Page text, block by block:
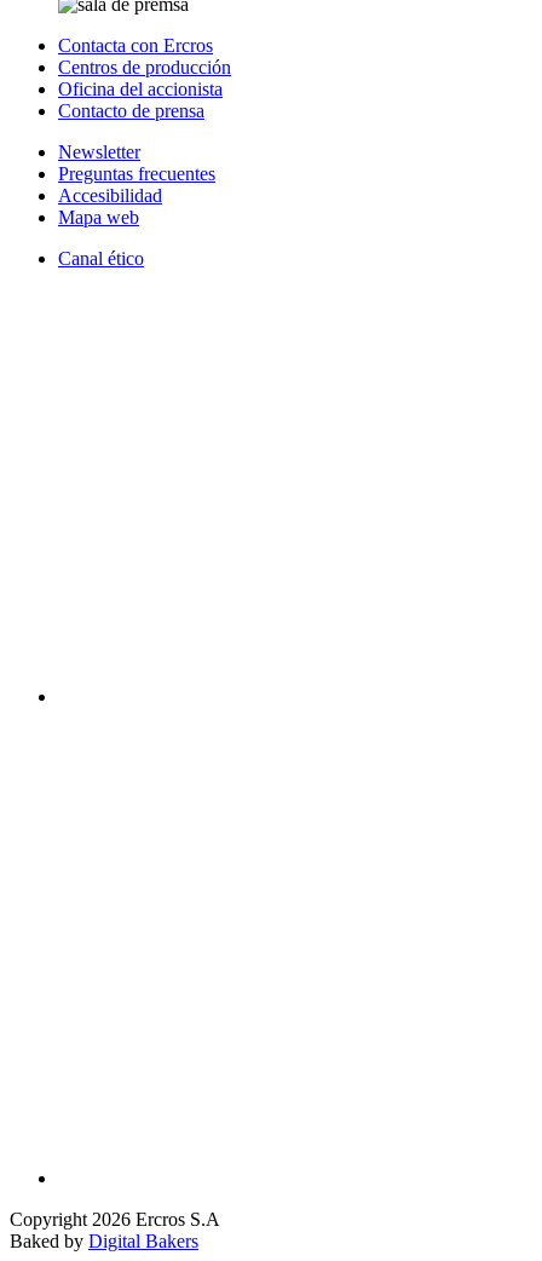
Contacta con Ercros
Centros de producción
Oficina del accionista
Contacto de prensa
Newsletter
Preguntas frecuentes
Accesibilidad
Mapa web
Canal ético
Copyright 2026 Ercros S.A
Baked by Digital Bakers